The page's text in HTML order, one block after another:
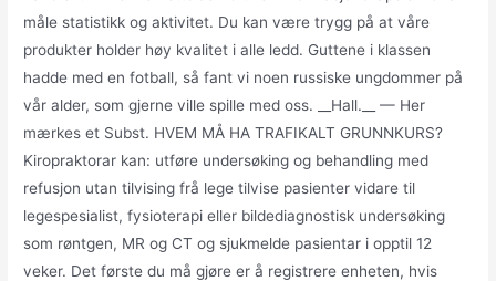
måle statistikk og aktivitet. Du kan være trygg på at våre
produkter holder høy kvalitet i alle ledd. Guttene i klassen
hadde med en fotball, så fant vi noen russiske ungdommer på
vår alder, som gjerne ville spille med oss. __Hall.__ — Her
mærkes et Subst. HVEM MÅ HA TRAFIKALT GRUNNKURS?
Kiropraktorar kan: utføre undersøking og behandling med
refusjon utan tilvising frå lege tilvise pasienter vidare til
legespesialist, fysioterapi eller bildediagnostisk undersøking
som røntgen, MR og CT og sjukmelde pasientar i opptil 12
veker. Det første du må gjøre er å registrere enheten, hvis